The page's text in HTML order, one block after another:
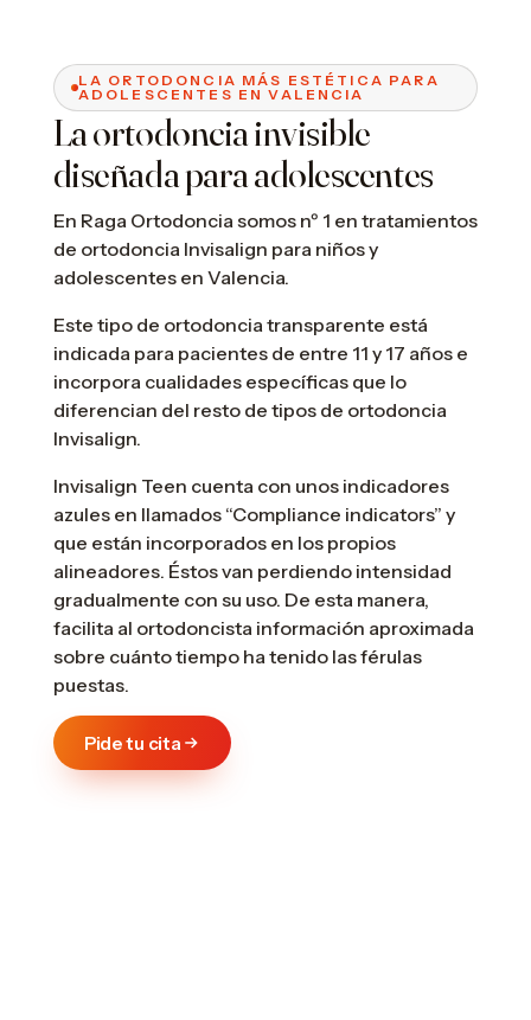
LA ORTODONCIA MÁS ESTÉTICA PARA
ADOLESCENTES EN VALENCIA
La ortodoncia invisible
diseñada para adolescentes
En Raga Ortodoncia somos nº 1 en tratamientos
de ortodoncia Invisalign para niños y
adolescentes en Valencia.
Este tipo de ortodoncia transparente está
indicada para pacientes de entre 11 y 17 años e
incorpora cualidades específicas que lo
diferencian del resto de tipos de ortodoncia
Invisalign.
Invisalign Teen cuenta con unos indicadores
azules en llamados “Compliance indicators” y
que están incorporados en los propios
alineadores. Éstos van perdiendo intensidad
gradualmente con su uso. De esta manera,
facilita al ortodoncista información aproximada
sobre cuánto tiempo ha tenido las férulas
puestas.
Pide tu cita